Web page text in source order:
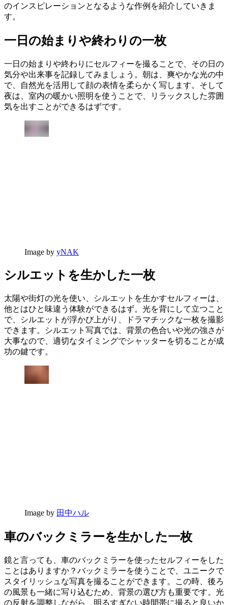
のインスピレーションとなるような作例を紹介していきま
す。
一日の始まりや終わりの一枚
一日の始まりや終わりにセルフィーを撮ることで、その日の
気分や出来事を記録してみましょう。朝は、爽やかな光の中
で、自然光を活用して顔の表情を柔らかく写します。そして
夜は、室内の暖かい照明を使うことで、リラックスした雰囲
気を出すことができるはずです。
Image by yNAK
シルエットを生かした一枚
太陽や街灯の光を使い、シルエットを生かすセルフィーは、
他とはひと味違う体験ができるはず。光を背にして立つこと
で、シルエットが浮かび上がり、ドラマチックな一枚を撮影
できます。シルエット写真では、背景の色合いや光の強さが
大事なので、適切なタイミングでシャッターを切ることが成
功の鍵です。
Image by 田中ハル
車のバックミラーを生かした一枚
鏡と言っても、車のバックミラーを使ったセルフィーをした
ことはありますか？バックミラーを使うことで、ユニークで
スタイリッシュな写真を撮ることができます。この時、後ろ
の風景も一緒に写り込むため、背景の選び方も重要です。光
の反射を調整しながら、明るすぎない時間帯に撮ると良いか